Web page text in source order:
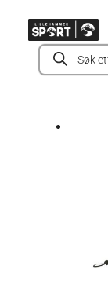
innholdProducts
search